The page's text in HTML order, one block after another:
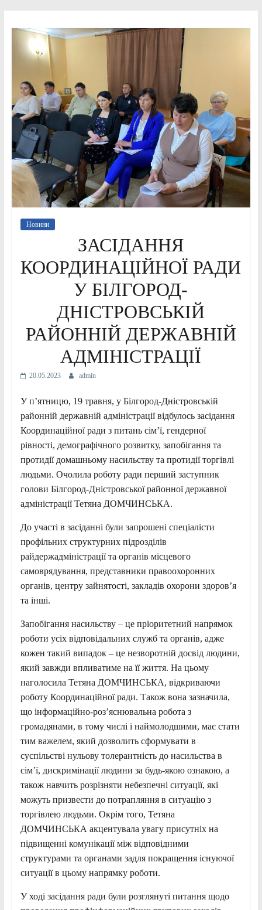
Новини
ЗАСІДАННЯ
КООРДИНАЦІЙНОЇ РАДИ
У БІЛГОРОД-
ДНІСТРОВСЬКІЙ
РАЙОННІЙ ДЕРЖАВНІЙ
АДМІНІСТРАЦІЇ
20.05.2023 admin
У п’ятницю, 19 травня, у Білгород-Дністровській
районній державній адміністрації відбулось засідання
Координаційної ради з питань сім’ї, гендерної
рівності, демографічного розвитку, запобігання та
протидії домашньому насильству та протидії торгівлі
людьми. Очолила роботу ради перший заступник
голови Білгород-Дністровської районної державної
адміністрації Тетяна ДОМЧИНСЬКА.
До участі в засіданні були запрошені спеціалісти
профільних структурних підрозділів
райдержадміністрації та органів місцевого
самоврядування, представники правоохоронних
органів, центру зайнятості, закладів охорони здоров’я
та інші.
Запобігання насильству – це пріоритетний напрямок
роботи усіх відповідальних служб та органів, адже
кожен такий випадок – це незворотній досвід людини,
який завжди впливатиме на її життя. На цьому
наголосила Тетяна ДОМЧИНСЬКА, відкриваючи
роботу Координаційної ради. Також вона зазначила,
що інформаційно-роз’яснювальна робота з
громадянами, в тому числі і наймолодшими, має стати
тим важелем, який дозволить сформувати в
суспільстві нульову толерантність до насильства в
сім’ї, дискримінації людини за будь-якою ознакою, а
також навчить розрізняти небезпечні ситуації, які
можуть призвести до потрапляння в ситуацію з
торгівлею людьми. Окрім того, Тетяна
ДОМЧИНСЬКА акцентувала увагу присутніх на
підвищенні комунікації між відповідними
структурами та органами задля покращення існуючої
ситуації в цьому напрямку роботи.
У ході засідання ради були розглянуті питання щодо